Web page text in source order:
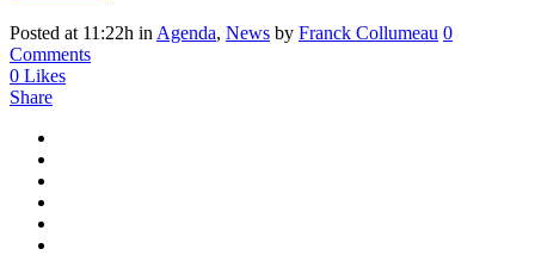
Posted at 11:22h inAgenda, News by Franck Collumeau 0
Comments
0 Likes
Share